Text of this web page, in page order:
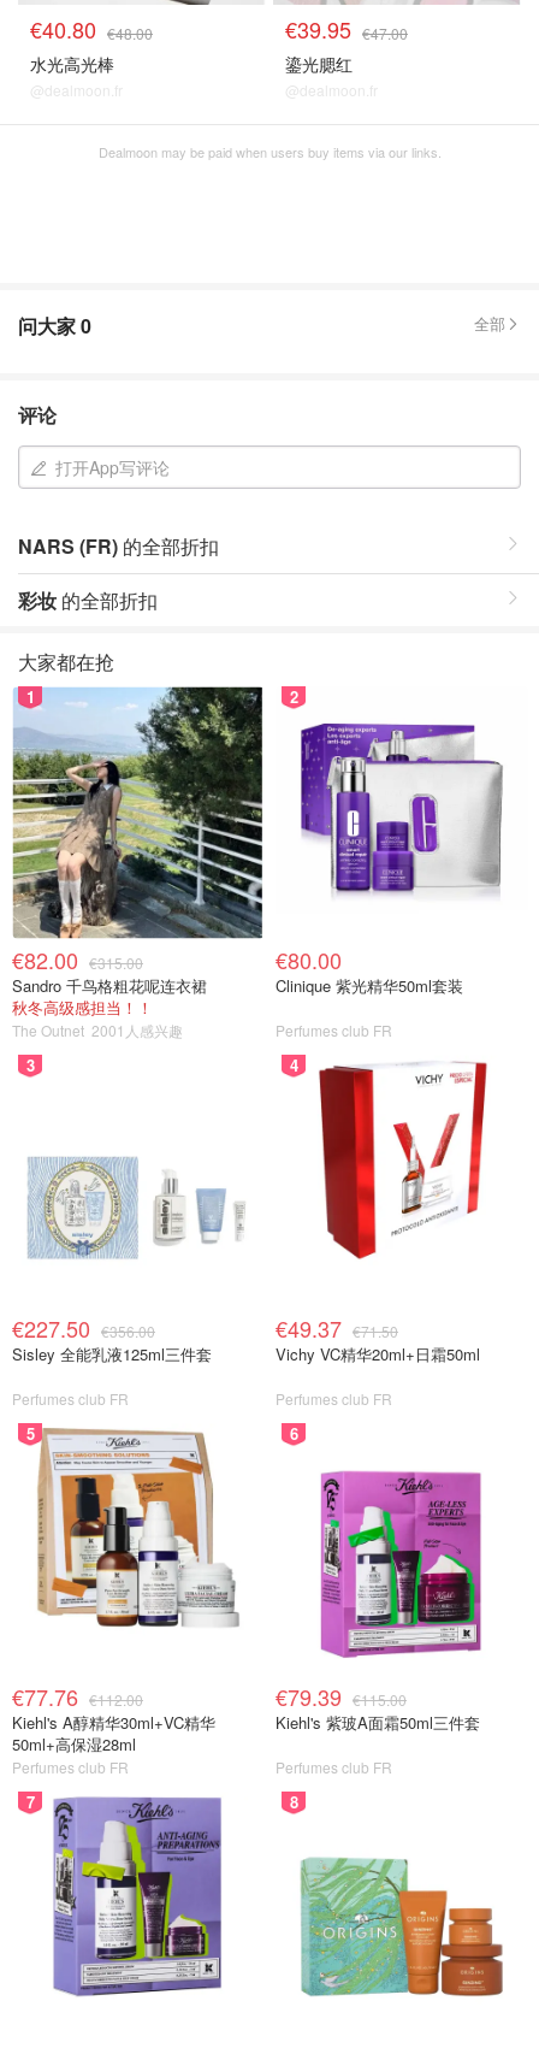
€40.80 €48.00
水光高光棒
@dealmoon.fr
€39.95 €47.00
鎏光腮红
@dealmoon.fr
Dealmoon may be paid when users buy items via our links.
问大家0 全部
评论
打开App写评论
NARS (FR) 的全部折扣
彩妆 的全部折扣
大家都在抢
1
€82.00 €315.00
Sandro 千鸟格粗花呢连衣裙
秋冬高级感担当！！
The Outnet 2001人感兴趣
2
€80.00
Clinique 紫光精华50ml套装
Perfumes club FR
3
€227.50 €356.00
Sisley 全能乳液125ml三件套
Perfumes club FR
4
€49.37 €71.50
Vichy VC精华20ml+日霜50ml
Perfumes club FR
5
€77.76 €112.00
Kiehl's A醇精华30ml+VC精华
50ml+高保湿28ml
Perfumes club FR
6
€79.39 €115.00
Kiehl's 紫玻A面霜50ml三件套
Perfumes club FR
7 8